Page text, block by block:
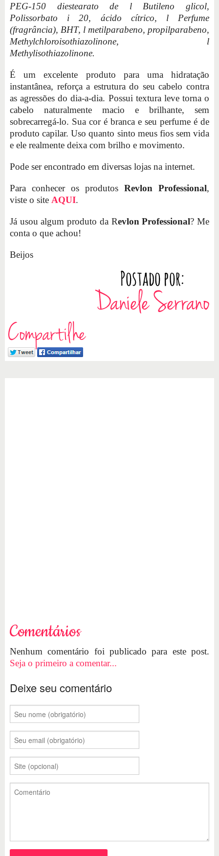
PEG-150 diestearato de l Butileno glicol,
Polissorbato i 20, ácido cítrico, l Perfume
(fragrância), BHT, l metilparabeno, propilparabeno,
Methylchloroisothiazolinone, l
Methylisothiazolinone.
É um excelente produto para uma hidratação
instantânea, reforça a estrutura do seu cabelo contra
as agressões do dia-a-dia. Possui textura leve torna o
cabelo naturalmente macio e brilhante, sem
sobrecarregá-lo. Sua cor é branca e seu perfume é de
produto capilar. Uso quanto sinto meus fios sem vida
e ele realmente deixa com brilho e movimento.
Pode ser encontrado em diversas lojas na internet.
Para conhecer os produtos Revlon Professional,
viste o site AQUI.
Já usou algum produto da Revlon Professional? Me
conta o que achou!
Beijos
Compartilhe
Comentários
Nenhum comentário foi publicado para este post.
Seja o primeiro a comentar...
Deixe seu comentário